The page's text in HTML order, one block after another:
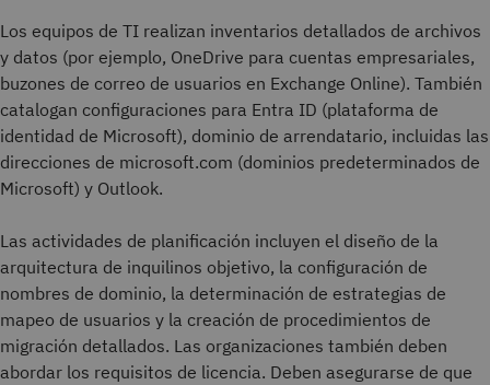
Los equipos de TI realizan inventarios detallados de archivos
y datos (por ejemplo, OneDrive para cuentas empresariales,
buzones de correo de usuarios en Exchange Online). También
catalogan configuraciones para Entra ID (plataforma de
identidad de Microsoft), dominio de arrendatario, incluidas las
direcciones de microsoft.com (dominios predeterminados de
Microsoft) y Outlook.
Las actividades de planificación incluyen el diseño de la
arquitectura de inquilinos objetivo, la configuración de
nombres de dominio, la determinación de estrategias de
mapeo de usuarios y la creación de procedimientos de
migración detallados. Las organizaciones también deben
abordar los requisitos de licencia. Deben asegurarse de que